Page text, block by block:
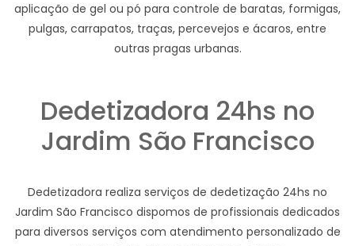
aplicação de gel ou pó para controle de baratas, formigas,
pulgas, carrapatos, traças, percevejos e ácaros, entre
outras pragas urbanas.
Dedetizadora 24hs no
Jardim São Francisco
Dedetizadora realiza serviços de dedetização 24hs no
Jardim São Francisco dispomos de profissionais dedicados
para diversos serviços com atendimento personalizado de